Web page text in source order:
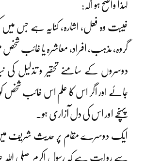
لہٰذا واضح ہو اکہ:
غیبت وہ فعل، اشارہ، کنایہ ہے جس
گروہ، مذہب، افراد، معاشرہ یا غائب شخص
دوسروں کے سامنے تحقیر و تذلیل کی
جائے اور اگر اس کا علم اس غائب شخص
پہنچے اور اس کی دل آزاری ہو۔
ایک دوسرے مقام پر حدیث شریف میں
سے روایت ہے کہ رسول اکرم صلی اللہ